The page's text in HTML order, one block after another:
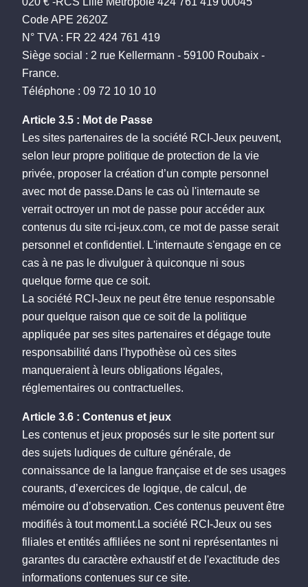
Code APE 2620Z
N° TVA : FR 22 424 761 419
Siège social : 2 rue Kellermann - 59100 Roubaix -
France.
Téléphone : 09 72 10 10 10
Article 3.5 : Mot de Passe
Les sites partenaires de la société RCI-Jeux peuvent,
selon leur propre politique de protection de la vie
privée, proposer la création d’un compte personnel
avec mot de passe.Dans le cas où l'internaute se
verrait octroyer un mot de passe pour accéder aux
contenus du site rci-jeux.com, ce mot de passe serait
personnel et confidentiel. L'internaute s'engage en ce
cas à ne pas le divulguer à quiconque ni sous
quelque forme que ce soit.
La société RCI-Jeux ne peut être tenue responsable
pour quelque raison que ce soit de la politique
appliquée par ses sites partenaires et dégage toute
responsabilité dans l'hypothèse où ces sites
manqueraient à leurs obligations légales,
réglementaires ou contractuelles.
Article 3.6 : Contenus et jeux
Les contenus et jeux proposés sur le site portent sur
des sujets ludiques de culture générale, de
connaissance de la langue française et de ses usages
courants, d’exercices de logique, de calcul, de
mémoire ou d’observation. Ces contenus peuvent être
modifiés à tout moment.La société RCI-Jeux ou ses
filiales et entités affiliées ne sont ni représentantes ni
garantes du caractère exhaustif et de l'exactitude des
informations contenues sur ce site.